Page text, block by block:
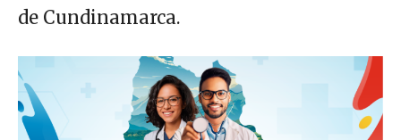
de Cundinamarca.